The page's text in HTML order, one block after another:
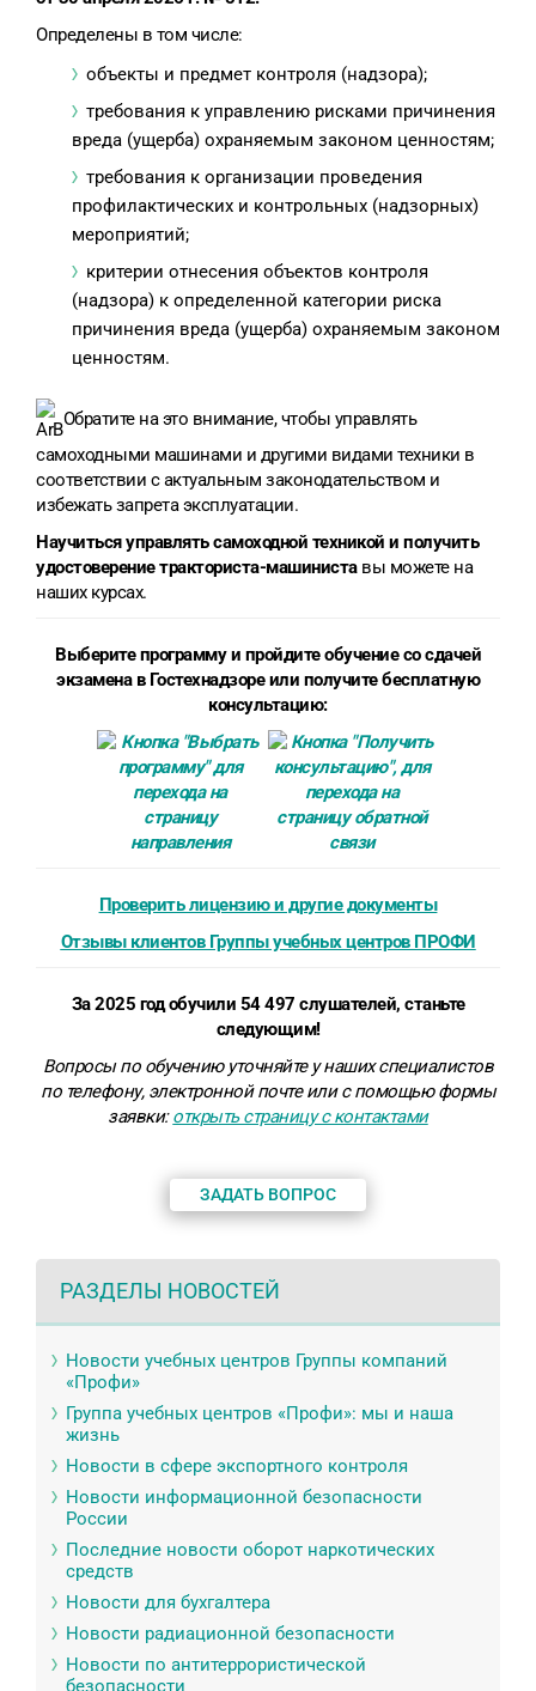
Определены в том числе:
объекты и предмет контроля (надзора);
требования к управлению рисками причинения
вреда (ущерба) охраняемым законом ценностям;
требования к организации проведения
профилактических и контрольных (надзорных)
мероприятий;
критерии отнесения объектов контроля
(надзора) к определенной категории риска
причинения вреда (ущерба) охраняемым законом
ценностям.
Обратите на это внимание, чтобы управлять
самоходными машинами и другими видами техники в
соответствии с актуальным законодательством и
избежать запрета эксплуатации.
Научиться управлять самоходной техникой и получить
удостоверение тракториста-машиниставы можете на
наших курсах.
Выберите программу и пройдите обучение со сдачей
экзамена в Гостехнадзоре или получите бесплатную
консультацию:
Проверить лицензию и другие документы
Отзывы клиентов Группы учебных центров ПРОФИ
За 2025 год обучили 54 497 слушателей, станьте
следующим!
Вопросы по обучению уточняйте у наших специалистов
по телефону, электронной почте илис помощью формы
заявки:открыть страницу с контактами
ЗАДАТЬ ВОПРОС
РАЗДЕЛЫ НОВОСТЕЙ
Новости учебных центров Группы компаний
«Профи»
Группа учебных центров «Профи»: мы и наша
жизнь
Новости в сфере экспортного контроля
Новости информационной безопасности
России
Последние новости оборот наркотических
средств
Новости для бухгалтера
Новости радиационной безопасности
Новости по антитеррористической
безопасности